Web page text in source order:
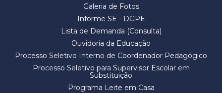
Galeria de Fotos
Informe SE - DGPE
Lista de Demanda (Consulta)
Ouvidoria da Educação
Processo Seletivo Interno de Coordenador Pedagógico
Processo Seletivo para Supervisor Escolar em
Substituição
Programa Leite em Casa